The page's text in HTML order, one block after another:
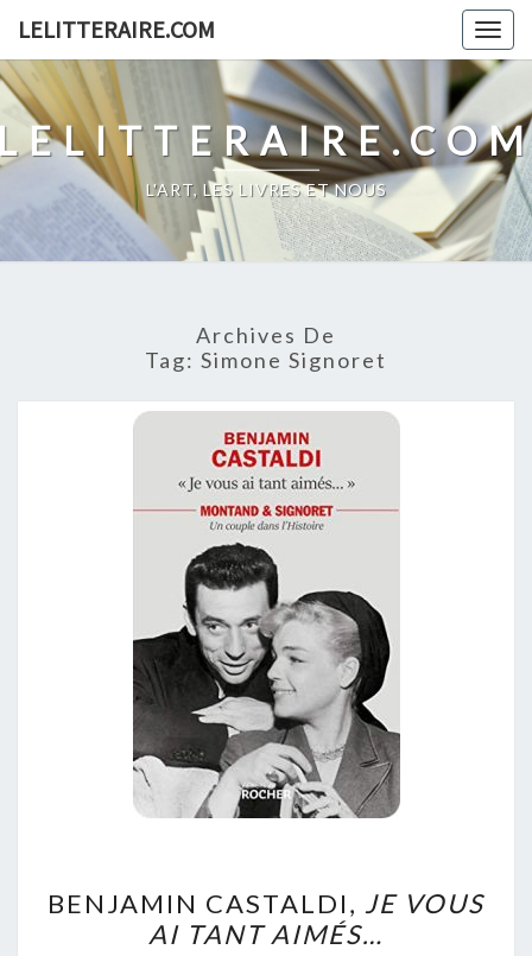
content
LELITTERAIRE.COM
L'ART, LES LIVRES ET NOUS
Archives De
Tag: Simone Signoret
CASTALDI,
JE
BENJAMIN CASTALDI, JE VOUS
AI TANT AIMÉS…